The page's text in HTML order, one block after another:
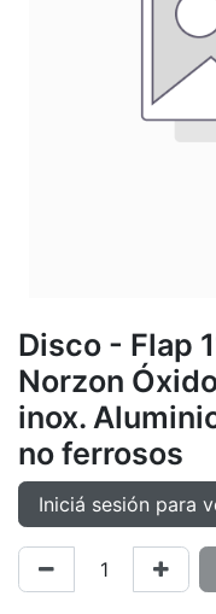
Disco - Flap
Norzon
inox.
no ferrosos
Iniciá sesión para